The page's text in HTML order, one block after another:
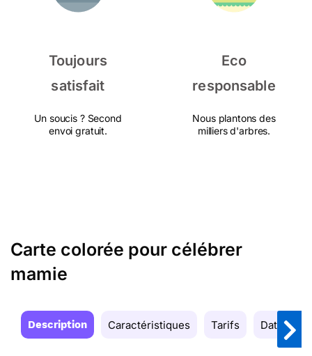
Toujours
satisfait
Un soucis ? Second
envoi gratuit.
Eco
responsable
Nous plantons des
milliers d'arbres.
Carte colorée pour célébrer
mamie
Description Caractéristiques Tarifs Date de